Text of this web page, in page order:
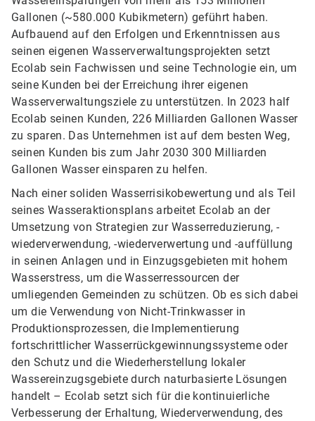
Gallonen (~580.000 Kubikmetern) geführt haben.​​​​​​​
Aufbauend auf den Erfolgen und Erkenntnissen aus
seinen eigenen Wasserverwaltungsprojekten setzt
Ecolab sein Fachwissen und seine Technologie ein, um
seine Kunden bei der Erreichung ihrer eigenen
Wasserverwaltungsziele zu unterstützen. In 2023 half
Ecolab seinen Kunden, 226 Milliarden Gallonen Wasser
zu sparen. Das Unternehmen ist auf dem besten Weg,
seinen Kunden bis zum Jahr 2030 300 Milliarden
Gallonen Wasser einsparen zu helfen.
Nach einer soliden Wasserrisikobewertung und als Teil
seines Wasseraktionsplans arbeitet Ecolab an der
Umsetzung von Strategien zur Wasserreduzierung, -
wiederverwendung, -wiederverwertung und -auffüllung
in seinen Anlagen und in Einzugsgebieten mit hohem
Wasserstress, um die Wasserressourcen der
umliegenden Gemeinden zu schützen. Ob es sich dabei
um die Verwendung von Nicht-Trinkwasser in
Produktionsprozessen, die Implementierung
fortschrittlicher Wasserrückgewinnungssysteme oder
den Schutz und die Wiederherstellung lokaler
Wassereinzugsgebiete durch naturbasierte Lösungen
handelt – Ecolab setzt sich für die kontinuierliche
Verbesserung der Erhaltung, Wiederverwendung, des